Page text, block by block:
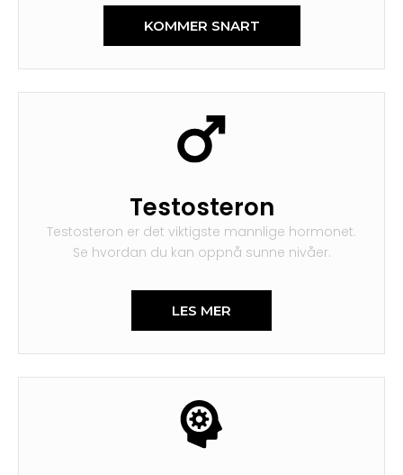
KOMMER SNART
Testosteron
Testosteron er det viktigste mannlige hormonet.
Se hvordan du kan oppnå sunne nivåer.
LES MER